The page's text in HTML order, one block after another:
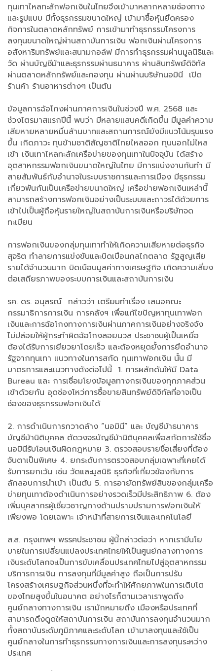
ทุนเทาไหลทะลักฟอกเงินในไทยจึงเข้ามาหลากหลายช่องทาง
และรูปแบบ มีทั้งธุรกรรมขนาดใหญ่ เข้ามาซื้อหุ้นยึดครอง
กิจการในตลาดหลักทรัพย์ การเข้ามาทำธุรกรรมโครงการ
ลงทุนขนาดใหญ่ผ่านสถาบันการเงิน ฟอกเงินผ่านโครงการ
อสังหาริมทรัพย์และสนามกอล์ฟ มีการทำธุรกรรมผ่านมูลนิธิและ
วัด ผ่านบัญชีม้าและธุรกรรมผ่านธนาคาร ผ่านสินทรัพย์ดิจิทัล
ผ่านตลาดหลักทรัพย์และกองทุน ผ่านผ่านบริษัทนอมินี เปิด
ร้านค้า ร้านอาหารต่างๆ เป็นต้น
ข้อมูลการฉ้อโกงผ่านภาคการเงินในช่วงปี พ.ศ. 2568 และ
ช่วงไตรมาสแรกปีนี้ พบว่า มีหลายแสนคดีเกิดขึ้น มีมูลค่าความ
เสียหายหลายหมื่นล้านบาทและสถานการณ์ยังมีแนวโน้มรุนแรง
ขึ้น เกิดภาวะ ทุนข้ามชาติสัญชาติไทยไหลออก ทุนนอกไม่ไหล
เข้า เงินเทาไหลทะลักเครือข่ายของทุนเทาในปัจจุบัน ได้สร้าง
อุตสาหกรรมฟอกเงินขนาดใหญ่ในไทย มีการแบ่งงานกันทำ มี
สายสัมพันธ์กับอำนาจในระบบราชการและการเมือง มีธุรกรรม
เกี่ยวพันกันเป็นเครือข่ายขนาดใหญ่ เครือข่ายฟอกเงินเหล่านี้
สามารถสร้างการฟอกเงินอย่างเป็นระบบและถาวรได้ด้วยการ
เข้าไปเป็นผู้ถือหุ้นรายใหญ่ในสถาบันการเงินหรือบริษัทจด
ทะเบียน
การฟอกเงินของกลุ่มทุนเทาทำให้เกิดความเสียหายต่อธุรกิจ
สุจริต ทำลายการแข่งขันและบิดเบือนกลไกตลาด รัฐสูญเสีย
รายได้จำนวนมาก บิดเบือนมูลค่าทางเศรษฐกิจ เกิดความเสี่ยง
ต่อเสถียรภาพของระบบการเงินและสถาบันการเงิน
รศ. ดร. อนุสรณ์ กล่าวว่า เตรียมทำเรื่อง เสนอคณะ
กรรมาธิการการเงิน การคลังฯ เพื่อแก้ไขปัญหาทุนเทาฟอก
เงินและการฉ้อโกงทางการเงินผ่านภาคการเงินอย่างจริงจัง
ไม่ปล่อยให้ผู้กระทำผิดฉ้อโกงลอยนวล ประชาชนผู้เป็นเหยื่อ
ต้องได้รับการเยียวยาโดยเร็ว และต้องหยุดยั้งการยึดอำนาจ
รัฐจากทุนเทา แนวทางในการสกัด ทุนเทาฟอกเงิน นั้น มี
มาตรการและแนวทางดังต่อไปนี้ 1. การผลักดันให้มี Data
Bureau และ การเชื่อมโยงข้อมูลทางกรเงินของทุกภาคส่วน
เข้าด้วยกัน อุดช่องโหว่การซื้อขายสินทรัพย์ดิจิทัลที่อาจเป็น
ช่องของธุรกรรมฟอกเงินได้
2. การดำเนินการกวาดล้าง “นอมินี” และ บัญชีม้าธนาคาร
บัญชีม้านิติบุคคล ตัดวงจรบัญชีม้านิติบุคคลเพื่อสกัดการใช้ชื่อ
นอมินีรับโอนเงินผิดกฎหมาย 3. ตรวจสอบรายชื่อเสี่ยงที่ต้อง
จับตาเป็นพิเศษ 4. ยกระดับการตรวจสอบกลุ่มเฉพาะที่เคยได้
รับการยกเว้น เช่น วัดและมูลนิธิ ธุรกิจที่เกี่ยวข้องกับการ
ลักลอบการนำเข้า เป็นต้น 5. การอายัดทรัพย์สินของกลุ่มเครือ
ข่ายทุนเทาต้องดำเนินการอย่างรวดเร็วมีประสิทธิภาพ 6. ต้อง
เพิ่มบุคลากรผู้เชี่ยวชาญทางด้านปราบปรามการฟอกเงินให้
เพียงพอ โดยเฉพาะ เจ้าหน้าที่สายการเงินและเทคโนโลยี
ส.ส. กรุงเทพฯ พรรคประชาชน ผู้นี้กล่าวต่อว่า หากเรามีนโย
บายในการเปลี่ยนแปลงประเทศไทยให้เป็นศูนย์กลางทางการ
เงินระดับโลกจะเป็นการขับเคลื่อนประเทศไทยไปสู่อุตสาหกรรม
บริการการเงิน การลงทุนที่มีมูลค่าสูง ถือเป็นการปรับ
โครงสร้างเศรษฐกิจส่วนหนึ่งที่จะทำให้ศักยภาพในการเติบโต
ของไทยสูงขึ้นในอนาคต อย่างไรก็ตามเวลาเราพูดถึง
ศูนย์กลางทางการเงิน เรามักหมายถึง เมืองหรือประเทศที่
สามารถดึงดูดให้สถาบันการเงิน สถาบันการลงทุนจำนวนมาก
ทั้งสถาบันระดับภูมิภาคและระดับโลก เข้ามาลงทุนและใช้เป็น
ศูนย์กลางในการทำธุรกรรมทางการเงินและการลงทุนระหว่าง
ประเทศ